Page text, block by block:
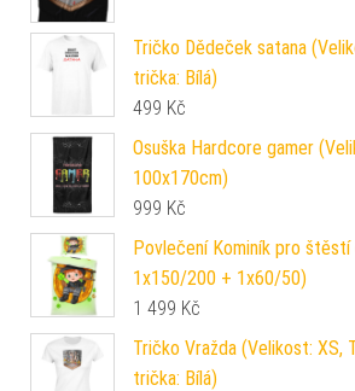
Tričko Dědeček satana
trička: Bílá)
499 Kč
Osuška Hardcore gamer
100x170cm)
999 Kč
Povlečení Kominík pro štěstí
1x150/200 + 1x60/50)
1 499 Kč
Tričko Vražda (Velikost: XS,
trička: Bílá)